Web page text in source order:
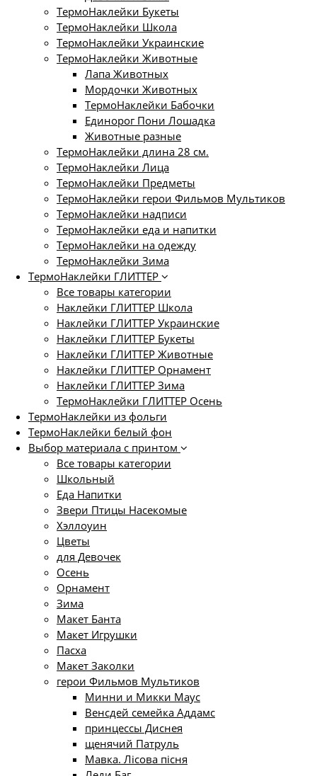
ТермоНаклейки Букеты
ТермоНаклейки Школа
ТермоНаклейки Украинские
ТермоНаклейки Животные
Лапа Животных
Мордочки Животных
ТермоНаклейки Бабочки
Единорог Пони Лошадка
Животные разные
ТермоНаклейки длина 28 см.
ТермоНаклейки Лица
ТермоНаклейки Предметы
ТермоНаклейки герои Фильмов Мультиков
ТермоНаклейки надписи
ТермоНаклейки еда и напитки
ТермоНаклейки на одежду
ТермоНаклейки Зима
ТермоНаклейки ГЛИТТЕР
Все товары категории
Наклейки ГЛИТТЕР Школа
Наклейки ГЛИТТЕР Украинские
Наклейки ГЛИТТЕР Букеты
Наклейки ГЛИТТЕР Животные
Наклейки ГЛИТТЕР Орнамент
Наклейки ГЛИТТЕР Зима
ТермоНаклейки ГЛИТТЕР Осень
ТермоНаклейки из фольги
ТермоНаклейки белый фон
Выбор материала с принтом
Все товары категории
Школьный
Еда Напитки
Звери Птицы Насекомые
Хэллоуин
Цветы
для Девочек
Осень
Орнамент
Зима
Макет Банта
Макет Игрушки
Пасха
Макет Заколки
герои Фильмов Мультиков
Минни и Микки Маус
Венсдей семейка Аддамс
принцессы Диснея
щенячий Патруль
Мавка. Лісова пісня